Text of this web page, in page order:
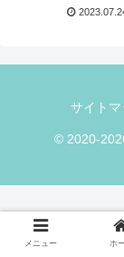
サイトマ
© 2020-
メニュー ホ